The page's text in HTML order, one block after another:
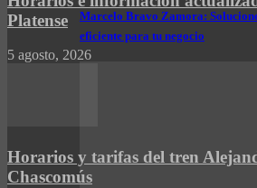
Marcelo Bravo Zamora:
eficiente para tu negocio
Platense
5 agosto, 2026
Horarios y tarifas del tren
Chascomús